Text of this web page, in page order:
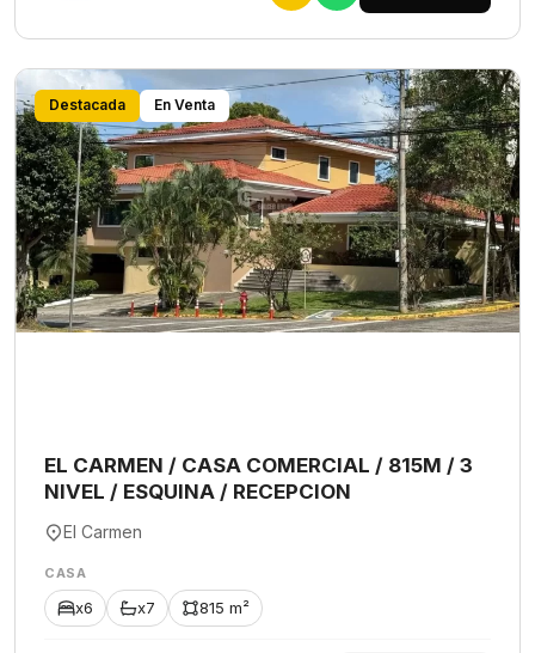
Destacada En Venta
EL CARMEN / CASA COMERCIAL / 815M / 3
NIVEL / ESQUINA / RECEPCION
El Carmen
CASA
x6 x7 815 m²